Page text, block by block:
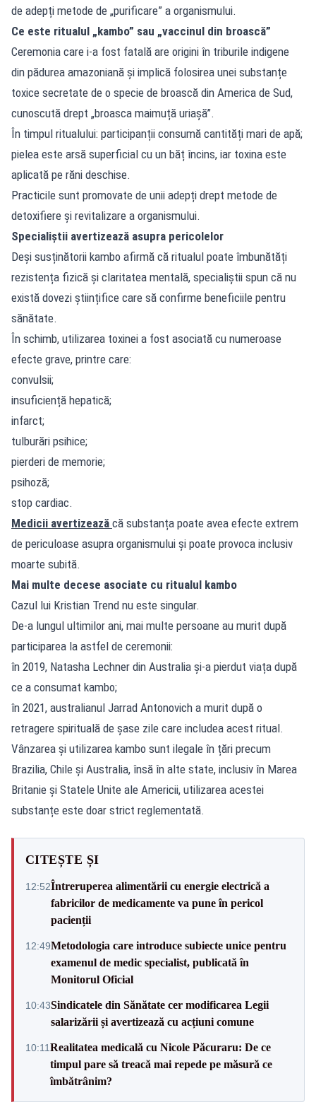
de adepți metode de „purificare” a organismului.
Ce este ritualul „kambo” sau „vaccinul din broască”
Ceremonia care i-a fost fatală are origini în triburile indigene
din pădurea amazoniană și implică folosirea unei substanțe
toxice secretate de o specie de broască din America de Sud,
cunoscută drept „broasca maimuță uriașă”.
În timpul ritualului: participanții consumă cantități mari de apă;
pielea este arsă superficial cu un băț încins, iar toxina este
aplicată pe răni deschise.
Practicile sunt promovate de unii adepți drept metode de
detoxifiere și revitalizare a organismului.
Specialiștii avertizează asupra pericolelor
Deși susținătorii kambo afirmă că ritualul poate îmbunătăți
rezistența fizică și claritatea mentală, specialiștii spun că nu
există dovezi științifice care să confirme beneficiile pentru
sănătate.
În schimb, utilizarea toxinei a fost asociată cu numeroase
efecte grave, printre care:
convulsii;
insuficiență hepatică;
infarct;
tulburări psihice;
pierderi de memorie;
psihoză;
stop cardiac.
Medicii avertizează că substanța poate avea efecte extrem
de periculoase asupra organismului și poate provoca inclusiv
moarte subită.
Mai multe decese asociate cu ritualul kambo
Cazul lui Kristian Trend nu este singular.
De-a lungul ultimilor ani, mai multe persoane au murit după
participarea la astfel de ceremonii:
în 2019, Natasha Lechner din Australia și-a pierdut viața după
ce a consumat kambo;
în 2021, australianul Jarrad Antonovich a murit după o
retragere spirituală de șase zile care includea acest ritual.
Vânzarea și utilizarea kambo sunt ilegale în țări precum
Brazilia, Chile și Australia, însă în alte state, inclusiv în Marea
Britanie și Statele Unite ale Americii, utilizarea acestei
substanțe este doar strict reglementată.
CITEȘTE ȘI
12:52Întreruperea alimentării cu energie electrică a
fabricilor de medicamente va pune în pericol
pacienții
12:49Metodologia care introduce subiecte unice pentru
examenul de medic specialist, publicată în
Monitorul Oficial
10:43Sindicatele din Sănătate cer modificarea Legii
salarizării și avertizează cu acțiuni comune
10:11Realitatea medicală cu Nicole Păcuraru: De ce
timpul pare să treacă mai repede pe măsură ce
îmbătrânim?